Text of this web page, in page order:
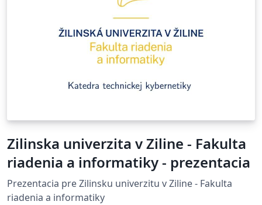
Zilinska univerzita v Ziline - Fakulta
riadenia a informatiky - prezentacia
Prezentacia pre Zilinsku univerzitu v Ziline - Fakulta
riadenia a informatiky